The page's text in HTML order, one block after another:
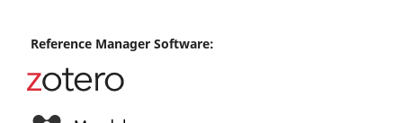
Reference Manager Software: